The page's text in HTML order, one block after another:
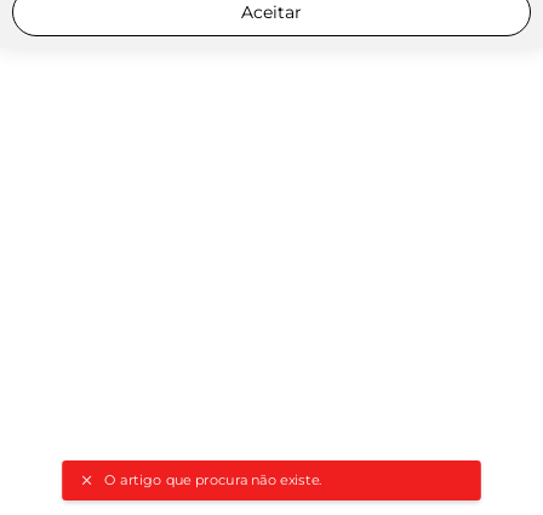
O artigo que procura não existe.
Aceitar